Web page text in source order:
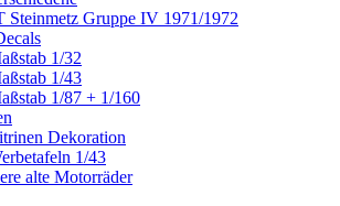
Steinmetz Gruppe IV 1971/1972
1/32
1/43
1/87 + 1/160
Dekoration
1/43
alte Motorräder